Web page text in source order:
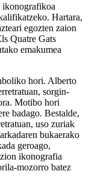
ikonografikoa
Hartara,
egozten zaion
Quatre Gats
emakumea
hori. Alberto
sorgin-
Motibo hori
badago. Bestalde,
uso zuriak
bukaerako
geroago,
ikonografia
mozorro batez